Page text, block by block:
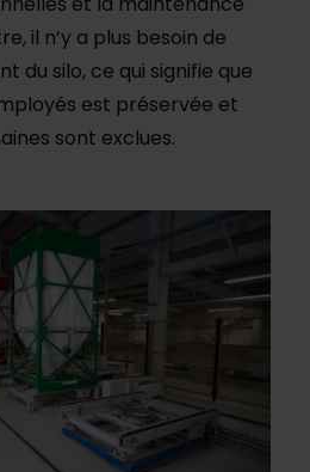
il n’y a plus besoin de
du silo, ce qui signifie que
est préservée et
sont exclues.